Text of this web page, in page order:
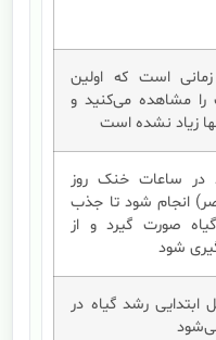
زمانی است که اولین
را مشاهده می‌کنید و
زیاد نشده است
در ساعات خنک روز
انجام شود تا جذب
صورت گیرد و از
شود
رشد گیاه در